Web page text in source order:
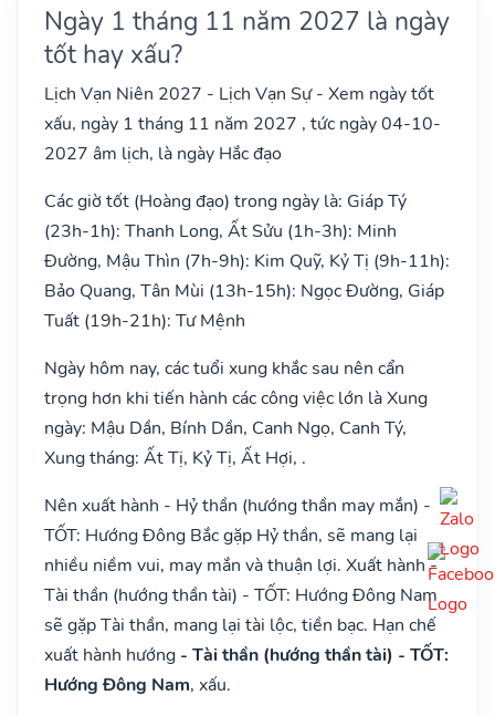
Ngày 1 tháng 11 năm 2027 là ngày
tốt hay xấu?
Lịch Vạn Niên 2027 - Lịch Vạn Sự - Xem ngày tốt
xấu, ngày 1 tháng 11 năm 2027 , tức ngày 04-10-
2027 âm lịch, là ngày Hắc đạo
Các giờ tốt (Hoàng đạo) trong ngày là: Giáp Tý
(23h-1h): Thanh Long, Ất Sửu (1h-3h): Minh
Đường, Mậu Thìn (7h-9h): Kim Quỹ, Kỷ Tị (9h-11h):
Bảo Quang, Tân Mùi (13h-15h): Ngọc Đường, Giáp
Tuất (19h-21h): Tư Mệnh
Ngày hôm nay, các tuổi xung khắc sau nên cẩn
trọng hơn khi tiến hành các công việc lớn là Xung
ngày: Mậu Dần, Bính Dần, Canh Ngọ, Canh Tý,
Xung tháng: Ất Tị, Kỷ Tị, Ất Hợi, .
Nên xuất hành - Hỷ thần (hướng thần may mắn) -
TỐT: Hướng Đông Bắc gặp Hỷ thần, sẽ mang lại
nhiều niềm vui, may mắn và thuận lợi. Xuất hành -
Tài thần (hướng thần tài) - TỐT: Hướng Đông Nam
sẽ gặp Tài thần, mang lại tài lộc, tiền bạc. Hạn chế
xuất hành hướng - Tài thần (hướng thần tài) - TỐT:
Hướng Đông Nam, xấu.